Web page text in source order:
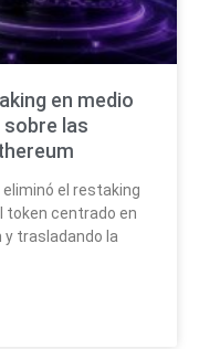
en medio
las
el restaking
token centrado en
trasladando la